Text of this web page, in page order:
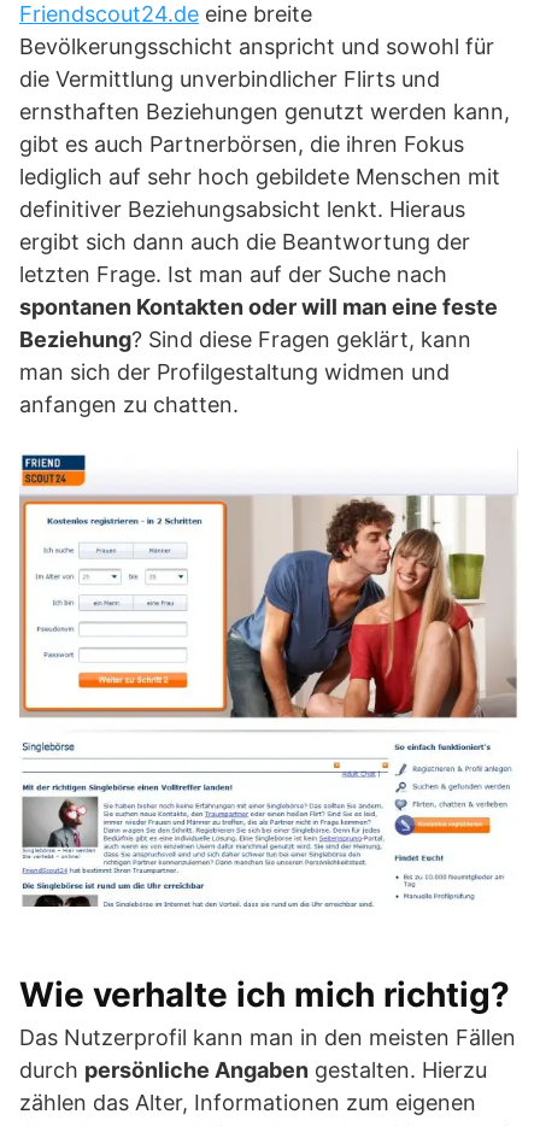
Friendscout24.de eine breite
Bevölkerungsschicht anspricht und sowohl für
die Vermittlung unverbindlicher Flirts und
ernsthaften Beziehungen genutzt werden kann,
gibt es auch Partnerbörsen, die ihren Fokus
lediglich auf sehr hoch gebildete Menschen mit
definitiver Beziehungsabsicht lenkt. Hieraus
ergibt sich dann auch die Beantwortung der
letzten Frage. Ist man auf der Suche nach
spontanen Kontakten oder will man eine feste
Beziehung? Sind diese Fragen geklärt, kann
man sich der Profilgestaltung widmen und
anfangen zu chatten.
Wie verhalte ich mich richtig?
Das Nutzerprofil kann man in den meisten Fällen
durch persönliche Angaben gestalten. Hierzu
zählen das Alter, Informationen zum eigenen